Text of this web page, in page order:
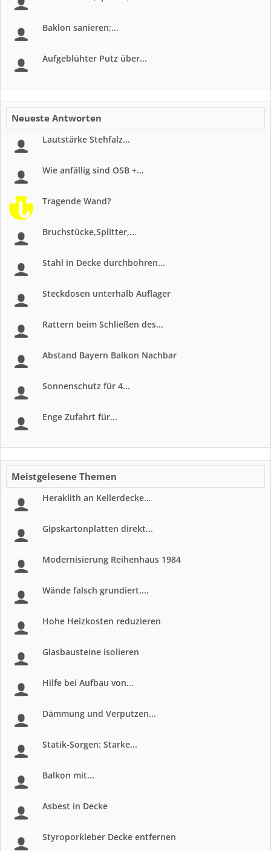
Baklon sanieren;...
Aufgeblühter Putz über...
Neueste Antworten
Lautstärke Stehfalz...
Wie anfällig sind OSB +...
Tragende Wand?
Bruchstücke,Splitter,...
Stahl in Decke durchbohren...
Steckdosen unterhalb Auflager
Rattern beim Schließen des...
Abstand Bayern Balkon Nachbar
Sonnenschutz für 4...
Enge Zufahrt für...
Meistgelesene Themen
Heraklith an Kellerdecke...
Gipskartonplatten direkt...
Modernisierung Reihenhaus 1984
Wände falsch grundiert,...
Hohe Heizkosten reduzieren
Glasbausteine isolieren
Hilfe bei Aufbau von...
Dämmung und Verputzen...
Statik-Sorgen: Starke...
Balkon mit...
Asbest in Decke
Styroporkleber Decke entfernen